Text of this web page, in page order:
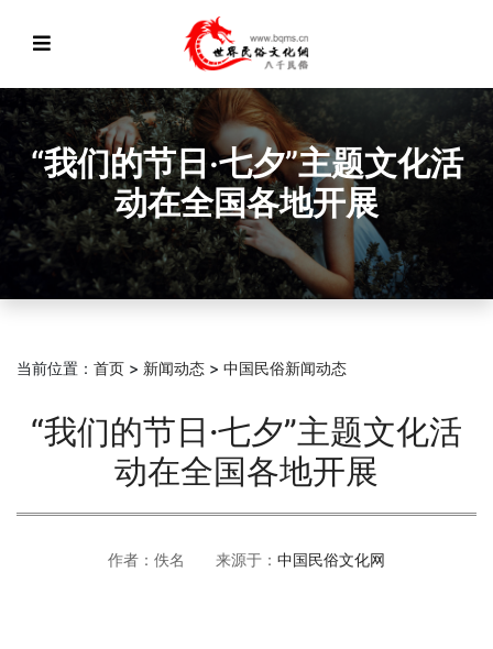
“我们的节日·七夕”主题文化活
动在全国各地开展
当前位置： 首页 > 新闻动态 > 中国民俗新闻动态
“我们的节日·七夕”主题文化活
动在全国各地开展
作者：佚名 来源于： 中国民俗文化网